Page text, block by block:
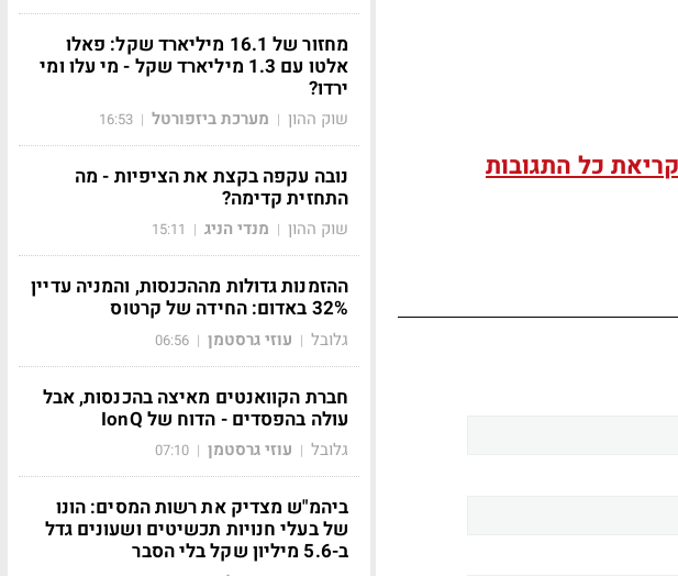
כל התגובות
מחזור של 16.1 מיליארד שקל: פאלו
אלטו עם 1.3 מיליארד שקל - מי עלו ומי
ירדו?
שוק ההון | מערכת ביזפורטל |
16:53
נובה עקפה בקצת את הציפיות - מה
התחזית קדימה?
שוק ההון | מנדי הניג |
15:11
ההזמנות גדולות מההכנסות, והמניה עדיין
32% באדום: החידה של קרטוס
גלובל | עוזי גרסטמן |
06:56
חברת הקוואנטים מאיצה בהכנסות, אבל
עולה בהפסדים - הדוח של IonQ
גלובל | עוזי גרסטמן |
07:10
ביהמ"ש מצדיק את רשות המסים: הונו
של בעלי חנויות תכשיטים ושעונים גדל
ב-5.6 מיליון שקל בלי הסבר